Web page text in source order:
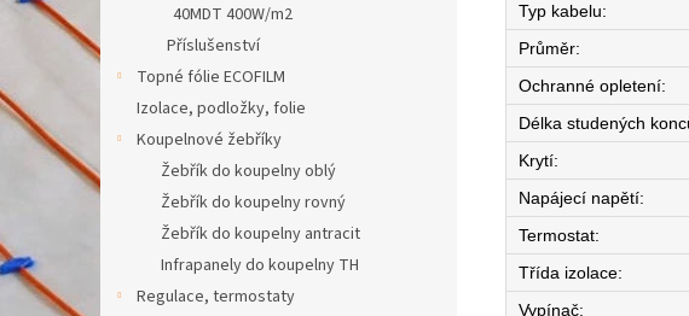
40MDT 400W/m2
Příslušenství
Topné fólie ECOFILM
Izolace, podložky, folie
Koupelnové žebříky
Žebřík do koupelny oblý
Žebřík do koupelny rovný
Žebřík do koupelny antracit
Infrapanely do koupelny TH
Regulace, termostaty
Typ kabelu:
Průměr:
Ochranné opletení:
Délka studených
Krytí:
Napájecí napětí:
Termostat:
Třída izolace:
Vypínač: